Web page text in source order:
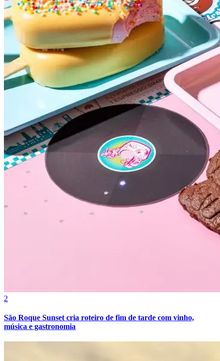
2
São Roque Sunset cria roteiro de fim de tarde com vinho,
música e gastronomia